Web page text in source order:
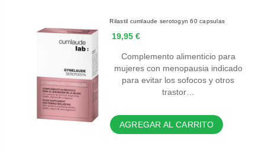
Rilastil cumlaude serotogyn 60 capsulas
19,95 €
Complemento alimenticio para
mujeres con menopausia indicado
para evitar los sofocos y otros
trastor…
AGREGAR AL CARRITO